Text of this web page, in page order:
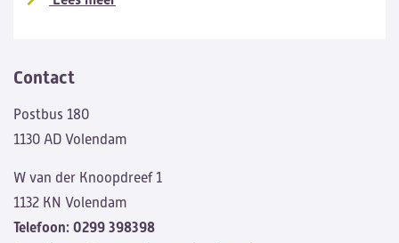
Contact
Postbus 180
1130 AD Volendam
W van der Knoopdreef 1
1132 KN Volendam
Telefoon: 0299 398398